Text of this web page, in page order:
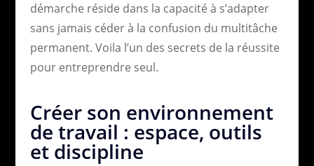
démarche réside dans la capacité à s’adapter
sans jamais céder à la confusion du multitâche
permanent. Voila l’un des secrets de la réussite
pour entreprendre seul.
Créer son environnement
de travail : espace, outils
et discipline